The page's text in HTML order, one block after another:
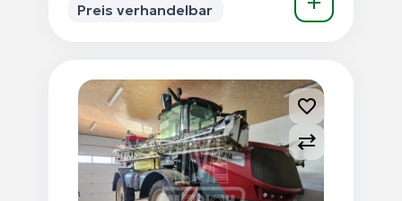
Preis verhandelbar